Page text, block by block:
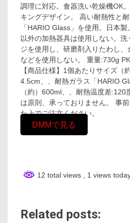
調理に対応。食器洗い乾燥機OK
キングデザイン。 高い耐熱性と
「HARIO Glass」を使用。日本
以外の加熱器具は使用しない。
ジを使用し、研磨剤入りたわし
などを使用しない。 重量:730g
【商品仕様】1個あたりサイズ（
4.5cm、、耐熱ガラス「HARIO
（約）600ml、、耐熱温度差
は原則、承っておりません。 事
た上でご注文ください。
DMMで見る
12 total views , 1 views
Related posts: